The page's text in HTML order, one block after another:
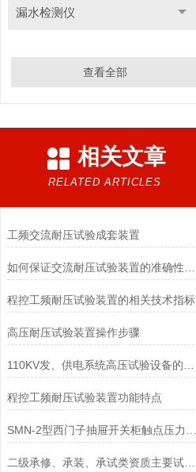
漏水检测仪
查看全部
相关文章
RELATED ARTICLES
工频交流耐压试验成套装置
程控工频耐压试验装置的相关技术指标
高压耐压试验装置操作步骤
程控工频耐压试验装置功能特点
二级承修、承装、承试类资质主要试验设备配置表